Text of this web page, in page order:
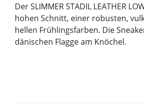
Der SLIMMER STADIL LEATHER
hohen Schnitt, einer robusten,
hellen Frühlingsfarben. Die
dänischen Flagge am Knöchel.